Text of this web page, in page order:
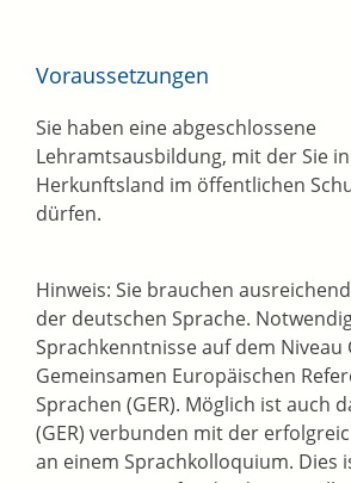
Voraussetzungen
Sie haben eine abgeschlossene
Lehramtsausbildung, mit der Sie
Herkunftsland im öffentlichen
dürfen.
Hinweis: Sie brauchen
der deutschen Sprache.
Sprachkenntnisse auf dem Niveau
Gemeinsamen Europäischen
Sprachen (GER). Möglich ist auch
(GER) verbunden mit der
an einem Sprachkolloquium. Dies